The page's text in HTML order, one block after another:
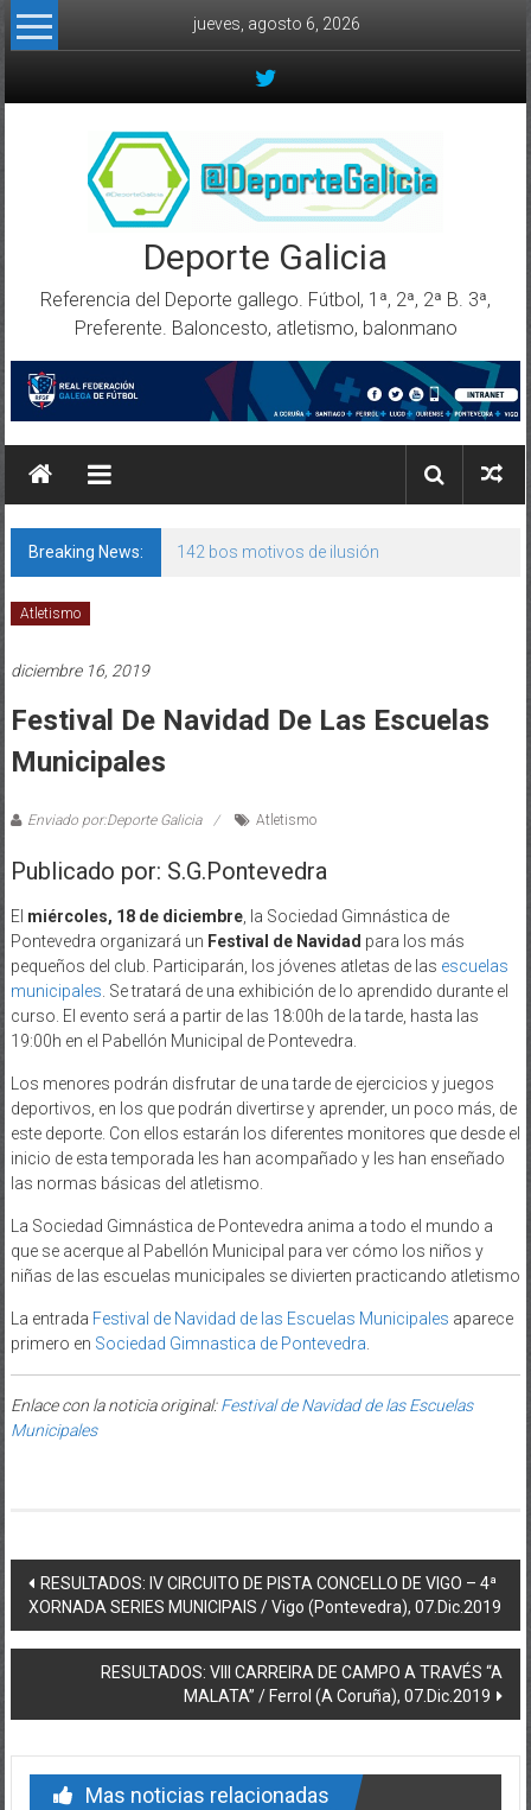
Skip to content
jueves, agosto 6, 2026
Deporte Galicia
Referencia del Deporte gallego. Fútbol, 1ª, 2ª, 2ª B. 3ª,
Preferente. Baloncesto, atletismo, balonmano
Breaking News: 142 bos motivos de ilusión
Atletismo
diciembre 16, 2019
Festival De Navidad De Las Escuelas
Municipales
Enviado por:Deporte Galicia Atletismo
Publicado por: S.G.Pontevedra
El miércoles, 18 de diciembre, la Sociedad Gimnástica de
Pontevedra organizará un Festival de Navidad para los más
pequeños del club. Participarán, los jóvenes atletas de las escuelas
municipales. Se tratará de una exhibición de lo aprendido durante el
curso. El evento será a partir de las 18:00h de la tarde, hasta las
19:00h en el Pabellón Municipal de Pontevedra.
Los menores podrán disfrutar de una tarde de ejercicios y juegos
deportivos, en los que podrán divertirse y aprender, un poco más, de
este deporte. Con ellos estarán los diferentes monitores que desde el
inicio de esta temporada les han acompañado y les han enseñado
las normas básicas del atletismo.
La Sociedad Gimnástica de Pontevedra anima a todo el mundo a
que se acerque al Pabellón Municipal para ver cómo los niños y
niñas de las escuelas municipales se divierten practicando atletismo
La entrada Festival de Navidad de las Escuelas Municipales aparece
primero en Sociedad Gimnastica de Pontevedra.
Enlace con la noticia original:Festival de Navidad de las Escuelas
Municipales
Post navigation
RESULTADOS: IV CIRCUITO DE PISTA CONCELLO DE VIGO – 4ª
XORNADA SERIES MUNICIPAIS / Vigo (Pontevedra), 07.Dic.2019
RESULTADOS: VIII CARREIRA DE CAMPO A TRAVÉS “A
MALATA” / Ferrol (A Coruña), 07.Dic.2019
Mas noticias relacionadas